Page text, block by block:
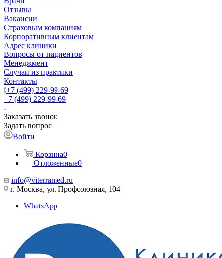
Отзывы
Вакансии
Страховым компаниям
Корпоративным клиентам
Адрес клиники
Вопросы от пациентов
Менеджмент
Случаи из практики
Контакты
+7 (499) 229-99-69
+7 (499) 229-99-69
Заказать звонок
Задать вопрос
Войти
Корзина0
Отложенные0
info@viterramed.ru
г. Москва, ул. Профсоюзная, 104
WhatsApp